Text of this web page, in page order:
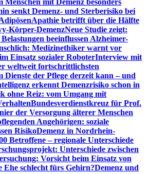
mit Demenz besonders
senkt Demenz- und Sterberisiko bei
Apathie betrifft über die Hälfte
Körper-DemenzNeue Studie zeigt:
beeinflussen Alzheimer-
Medizinethiker warnt vor
Einsatz sozialer RoboterInterview mit
weltweit fortschrittlichsten
Dienste der Pflege derzeit kann – und
erkennt Demenzrisiko schon in
ohne Reiz: vom Umgang mit
Bundesverdienstkreuz für Prof.
der Versorgung älterer Menschen
Angehörigen: soziale
RisikoDemenz in Nordrhein-
Betroffene – regionale Unterschiede
Unterschiede zwischen
Vorsicht beim Einsatz von
Ehe schlecht fürs Gehirn?Demenz und